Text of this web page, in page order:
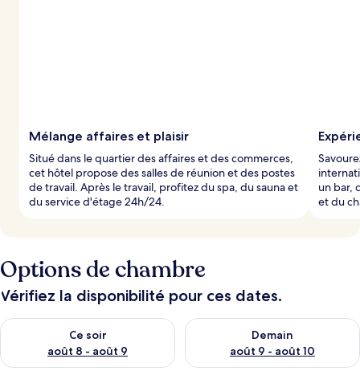
e
s
r
s
Mélange affaires et plaisir
Situé dans le quartier des affaires et des commerces,
cet hôtel propose des salles de réunion et des postes
de travail. Après le travail, profitez du spa, du sauna et
du service d'étage 24h/24.
un bar,
et du
Options de chambre
Vérifiez la disponibilité pour ces dates.
Ce soir
août 8 - août 9
Vérifier la disponibilité pour ce soir août 8 - août 9
Demain
août 9 - août 10
Vérifier la disponibilité pour